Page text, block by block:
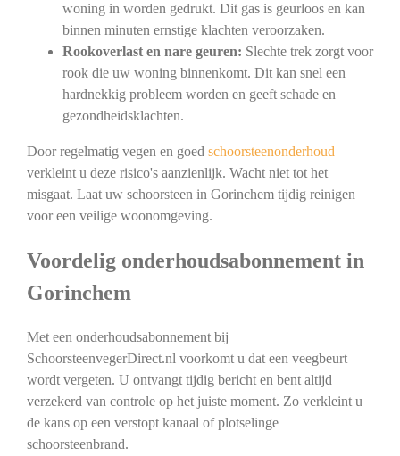
woning in worden gedrukt. Dit gas is geurloos en kan
binnen minuten ernstige klachten veroorzaken.
Rookoverlast en nare geuren: Slechte trek zorgt voor
rook die uw woning binnenkomt. Dit kan snel een
hardnekkig probleem worden en geeft schade en
gezondheidsklachten.
Door regelmatig vegen en goed schoorsteenonderhoud
verkleint u deze risico's aanzienlijk. Wacht niet tot het
misgaat. Laat uw schoorsteen in Gorinchem tijdig reinigen
voor een veilige woonomgeving.
Voordelig onderhoudsabonnement in
Gorinchem
Met een onderhoudsabonnement bij
SchoorsteenvegerDirect.nl voorkomt u dat een veegbeurt
wordt vergeten. U ontvangt tijdig bericht en bent altijd
verzekerd van controle op het juiste moment. Zo verkleint u
de kans op een verstopt kanaal of plotselinge
schoorsteenbrand.